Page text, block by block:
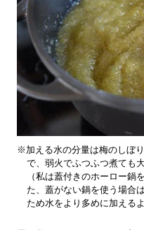
※加える水の分量は梅のしぼ
で、弱火でふつふつ煮ても
（私は蓋付きのホーロー鍋
た、蓋がない鍋を使う場合
ため水をより多めに加える